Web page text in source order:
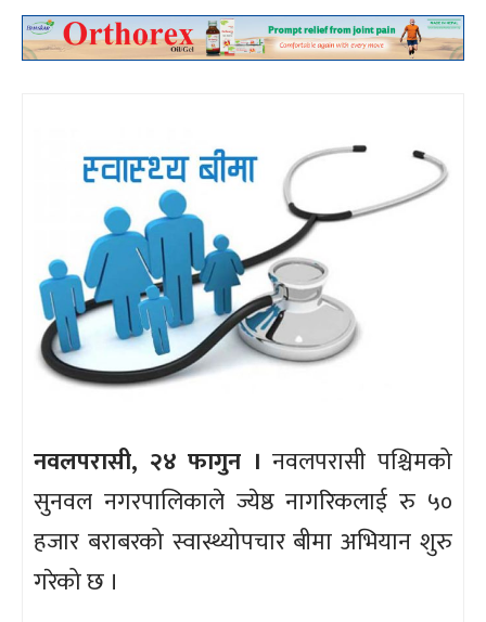
नवलपरासी, २४ फागुन । नवलपरासी पश्चिमको
सुनवल नगरपालिकाले ज्येष्ठ नागरिकलाई रु ५०
हजार बराबरको स्वास्थ्योपचार बीमा अभियान शुरु
गरेको छ ।